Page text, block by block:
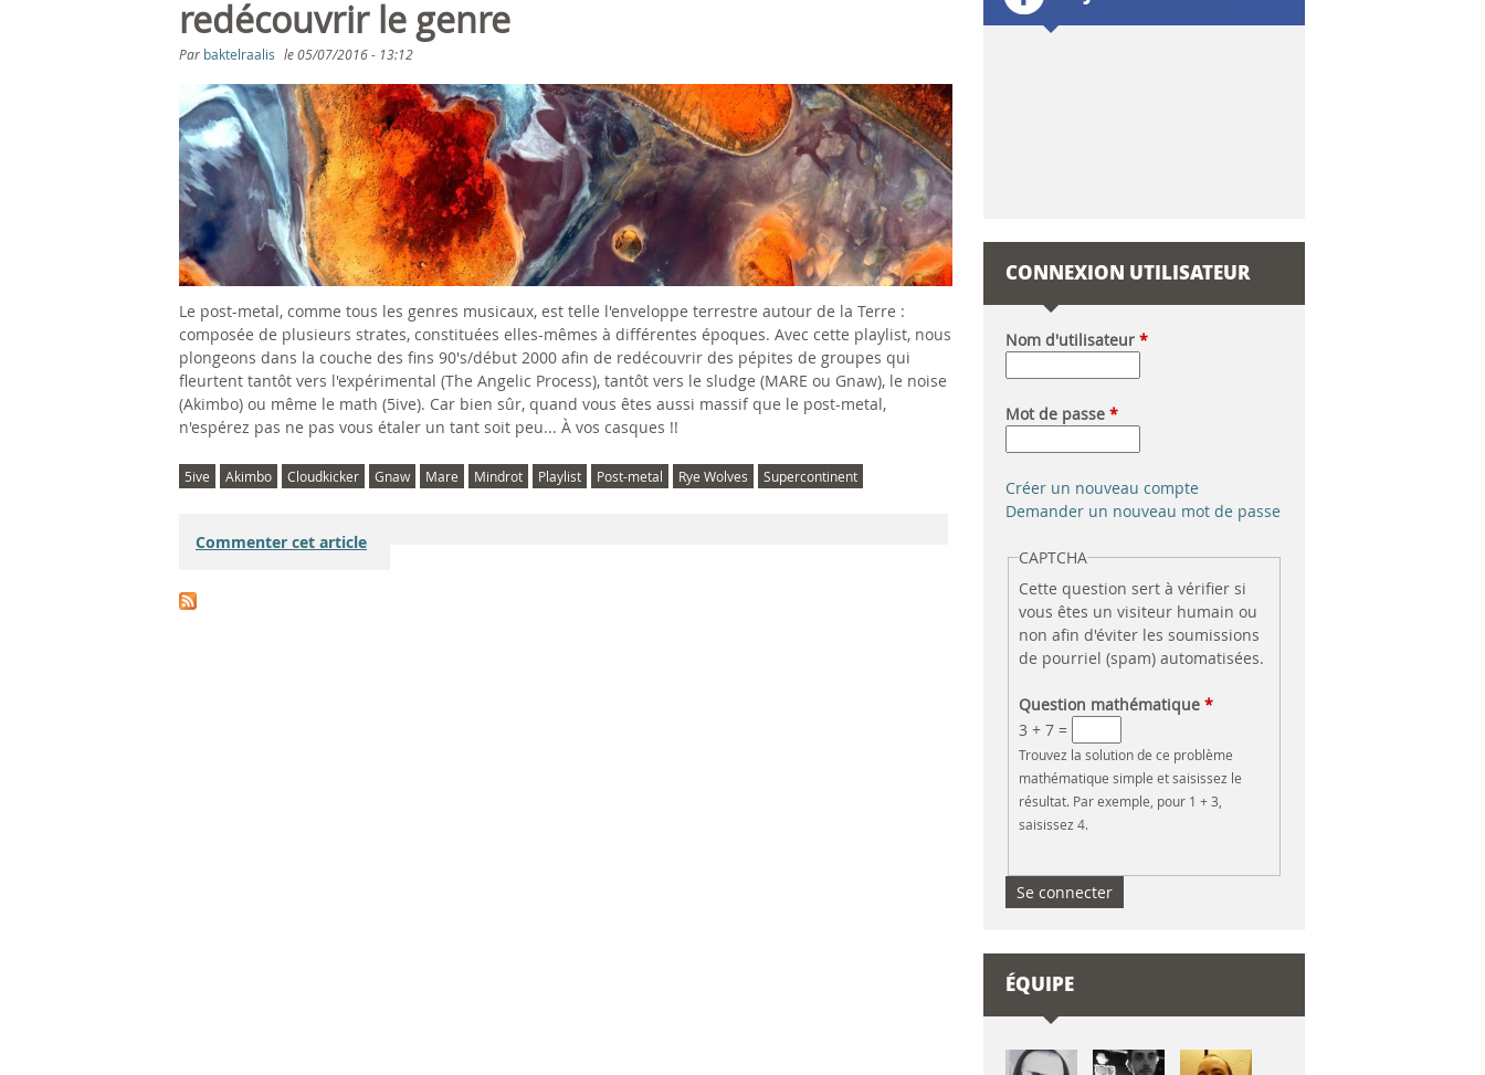
l
d
e
r
e
c
h
e
r
c
h
e
ê
t
e
s
i
c
i
redécouvrir le genre
Par baktelraalis le05/07/2016 - 13:12
Le post-metal, comme tous les genres musicaux, est telle l'enveloppe terrestre autour de la Terre :
composée de plusieurs strates, constituées elles-mêmes à différentes époques. Avec cette playlist, nous
plongeons dans la couche des fins 90's/début 2000 afin de redécouvrir des pépites de groupes qui
fleurtent tantôt vers l'expérimental (The Angelic Process), tantôt vers le sludge (MARE ou Gnaw), le noise
(Akimbo) ou même le math (5ive). Car bien sûr, quand vous êtes aussi massif que le post-metal,
n'espérez pas ne pas vous étaler un tant soit peu... À vos casques !!
5ive Akimbo Cloudkicker Gnaw Mare Mindrot Playlist Post-metal Rye Wolves Supercontinent
Commenter cet article
CONNEXION UTILISATEUR
Nom d'utilisateur*
Mot de passe*
Créer un nouveau compte
Demander un nouveau mot de passe
CAPTCHA
Cette question sert à vérifier si
vous êtes un visiteur humain ou
non afin d'éviter les soumissions
de pourriel (spam) automatisées.
Question mathématique*
3 + 7 =
Trouvez la solution de ce problème
mathématique simple et saisissez le
résultat. Par exemple, pour 1 + 3,
saisissez 4.
ÉQUIPE